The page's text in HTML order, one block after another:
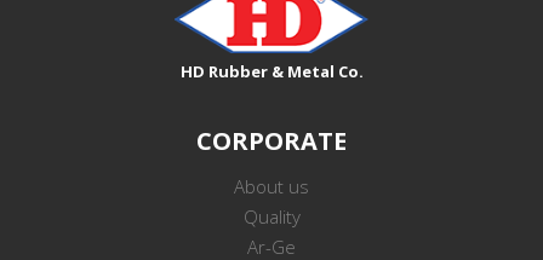
HD Rubber & Metal Co.
CORPORATE
About us
Quality
Ar-Ge